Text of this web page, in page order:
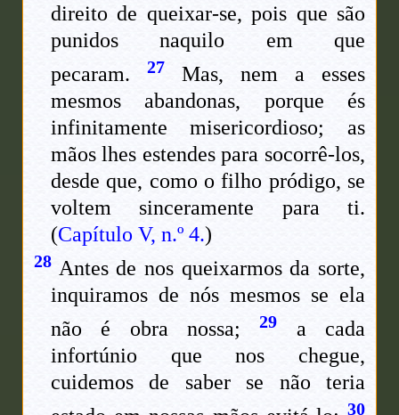
direito de queixar-se, pois que são
punidos naquilo em que
pecaram. 27 Mas, nem a esses
mesmos abandonas, porque és
infinitamente misericordioso; as
mãos lhes estendes para socorrê-los,
desde que, como o filho pródigo, se
voltem sinceramente para ti.
(Capítulo V, n.º 4.)
28 Antes de nos queixarmos da sorte,
inquiramos de nós mesmos se ela
não é obra nossa;29
a cada
infortúnio que nos chegue,
cuidemos de saber se não teria
30